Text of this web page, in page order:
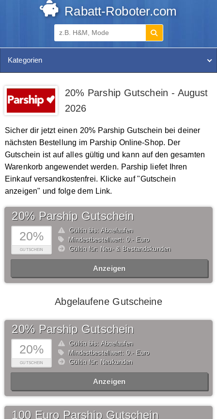
Rabatt-Roboter.com
Kategorien
20% Parship Gutschein - August
2026
Sicher dir jetzt einen 20% Parship Gutschein bei deiner
nächsten Bestellung im Parship Online-Shop. Der
Gutschein ist auf alles gültig und kann auf den gesamten
Warenkorb angewendet werden. Parship liefet Ihren
Einkauf versandkostenfrei. Klicke auf "Gutschein
anzeigen" und folge dem Link.
20%
GUTSCHEIN
20% Parship Gutschein
Gültig bis: Abgelaufen
Mindestbestellwert: 0,- Euro
Gültig für: Neu- & Bestandskunden
Anzeigen
Abgelaufene Gutscheine
20%
GUTSCHEIN
20% Parship Gutschein
Gültig bis: Abgelaufen
Mindestbestellwert: 0,- Euro
Gültig für: Neukunden
Anzeigen
100 Euro Parship Gutschein